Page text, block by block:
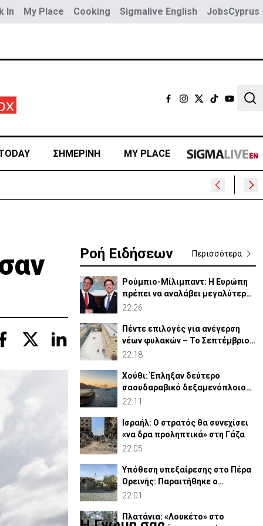
In My Place Cooking Sigmalive English JobsCyprus
ΣΗΜΕΡΙΝΗ MY PLACE
Ροή Ειδήσεων Περισσότερα
Ρούμπιο-Μίλιμπαντ: Η Ευρώπη
πρέπει να αναλάβει μεγαλύτερο
ρόλο στην άμυνά της
22:26
Πέντε επιλογές για ανέγερση
νέων φυλακών – Το Σεπτέμβριο
το «Master Plan»
22:18
Χούθι: Έπληξαν δεύτερο
σαουδαραβικό δεξαμενόπλοιο
στον Κόλπο του Άντεν
22:11
Ισραήλ: Ο στρατός θα συνεχίσει
«να δρα προληπτικά» στη Γάζα
22:05
Υπόθεση υπεξαίρεσης στο Πέρα
Ορεινής: Παραιτήθηκε ο
κοινοτάρχης (ΒΙΝΤΕΟ)
22:01
Πλατάνια: «Λουκέτο» στο